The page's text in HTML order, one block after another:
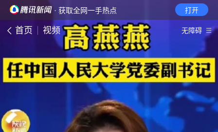
· 获取全网一手热点 打开
首页 视频 无障碍